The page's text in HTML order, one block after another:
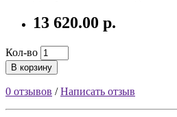
13 620.00 р.
Кол-во
В корзину
0 отзывов /Написать отзыв